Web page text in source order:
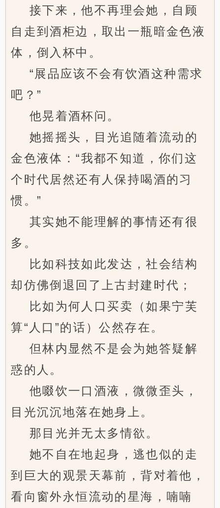
接下来，他不再理会她，自顾
自走到酒柜边，取出一瓶暗金色液
体，倒入杯中。
“展品应该不会有饮酒这种需求
吧？”
他晃着酒杯问。
她摇摇头，目光追随着流动的
金色液体：“我都不知道，你们这
个时代居然还有人保持喝酒的习
惯。”
其实她不能理解的事情还有很
多。
比如科技如此发达，社会结构
却仿佛倒退回了上古封建时代；
比如为何人口买卖（如果宁芙
算“人口”的话）公然存在。
但林内显然不是会为她答疑解
惑的人。
他啜饮一口酒液，微微歪头，
目光沉沉地落在她身上。
那目光并无太多情欲。
她不自在地起身，逃也似的走
到巨大的观景天幕前，背对着他，
看向窗外永恒流动的星海，喃喃